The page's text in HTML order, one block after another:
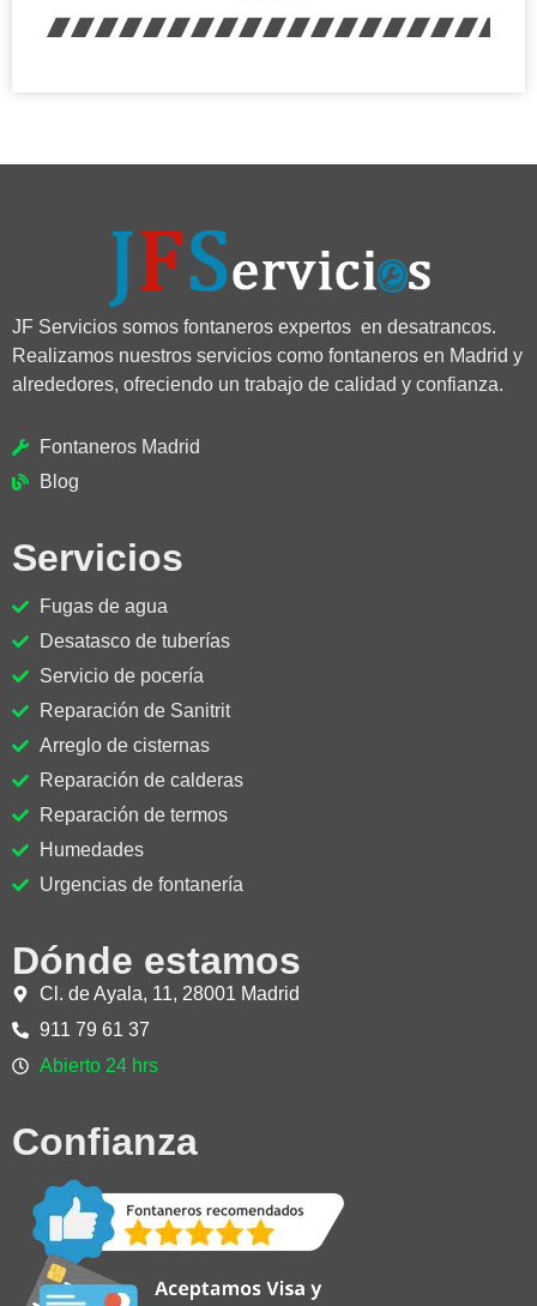
JF Servicios somos fontaneros expertos en desatrancos.
Realizamos nuestros servicios como fontaneros en Madrid y
alrededores, ofreciendo un trabajo de calidad y confianza.
Fontaneros Madrid
Blog
Servicios
Fugas de agua
Desatasco de tuberías
Servicio de pocería
Reparación de Sanitrit
Arreglo de cisternas
Reparación de calderas
Reparación de termos
Humedades
Urgencias de fontanería
Dónde estamos
Cl. de Ayala, 11, 28001 Madrid
911 79 61 37
Abierto 24 hrs
Confianza